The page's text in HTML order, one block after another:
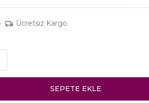
Ücretsiz Kargo
SEPETE EKLE